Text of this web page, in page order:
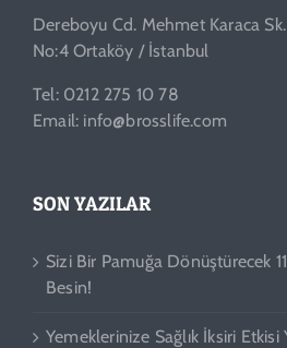
Dereboyu Cd. Mehmet Karaca Sk.
No:4 Ortaköy / İstanbul
Tel: 0212 275 10 78
Email: info@brosslife.com
SON YAZILAR
Sizi Bir Pamuğa Dönüştürecek 11
Besin!
Yemeklerinize Sağlık İksiri Etkisi